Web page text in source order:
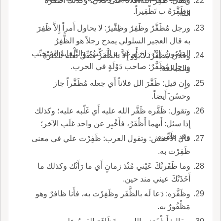
وظَفَّرَهُ ب تَظْفِيراً.
اللهُ.
ورجل مُظَفَّرٌ وظَفِرٌ وظِفِّيرٌ: لا يحاول أَمراً إِلاَّ ظَفِرَ
به قال العجير السلولي يمدح رجلاً هو الظَّفِرُ
المَيْمُونُ، إِنْ رَاحَ أَو غَدَ به الركْبُ، والتِّلْعابةُ المُتَحَبِّب
ورجل مُظَفَّرٌ: صاحب دَوْلَةٍ في الحرب.
وفلان مُظَفَّرٌ: لا يَؤُو إِلاَّ بالظَّفَر فثُقِّلَ نعتُه للكثرة
والمبالغة.
وإِن قيل: ظَفَّرَ الل فلاناً أَي جعله مُظَفَّراً جاز
وحسُن َأَيضاً.
وتقول: ظَفَّره ظَفَّر الله عليه أَي غَلّبه عليه؛ وكذلك
إِذا سئل: أَيهما أَظْفَرُ، فأَخْبِر عن واحد غلَب الآخر؛
وقد ظَفّره.
قال الأَخفش: وتقول العرب: ظَفِرْت علي في معنى
ظَفِرْت به.
وما ظَفَرتْكَ عَيْني مُنْذ زمانٍ أَي ما رَأَتْك وكذلك ما
أَخَذَتْكَ عيني مند حين.
وظَفَّرَه: دَعا لَه بالظَّفَر وظَفِرْت به، فأَنا ظافرٌ وهو
مَظْفُورٌ به.